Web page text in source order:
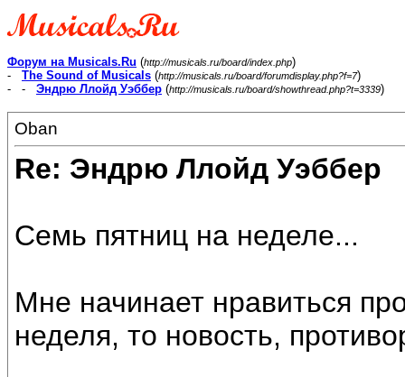
Форум на Musicals.Ru (http://musicals.ru/board/index.php)
- The Sound of Musicals (http://musicals.ru/board/forumdisplay.php?f=7)
- - Эндрю Ллойд Уэббер (http://musicals.ru/board/showthread.php?t=3339)
Oban
Re: Эндрю Ллойд Уэббер
Семь пятниц на неделе...
Мне начинает нравиться
неделя, то новость,